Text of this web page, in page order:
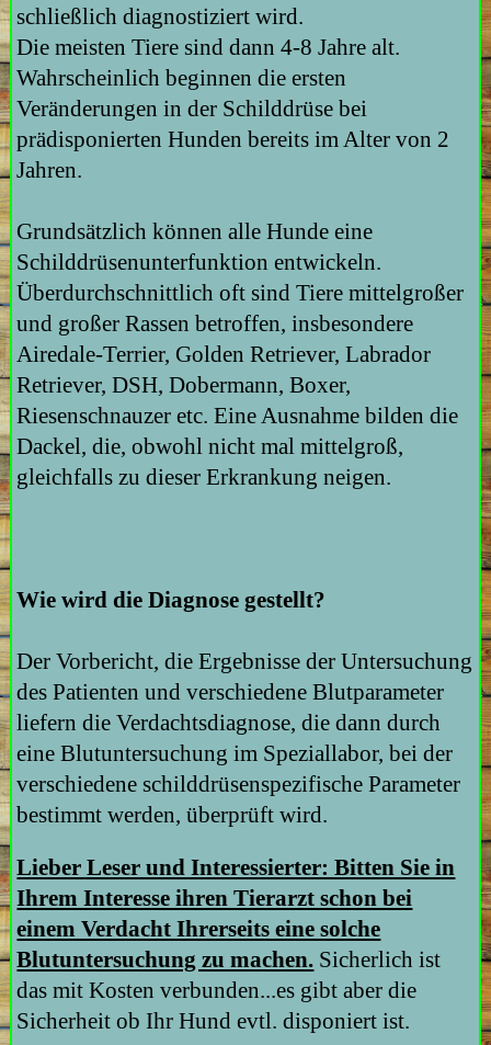
schließlich diagnostiziert wird.
Die meisten Tiere sind dann 4-8 Jahre alt.
Wahrscheinlich beginnen die ersten
Veränderungen in der Schilddrüse bei
prädisponierten Hunden bereits im Alter von 2
Jahren.
Grundsätzlich können alle Hunde eine
Schilddrüsenunterfunktion entwickeln.
Überdurchschnittlich oft sind Tiere mittelgroßer
und großer Rassen betroffen, insbesondere
Airedale-Terrier, Golden Retriever, Labrador
Retriever, DSH, Dobermann, Boxer,
Riesenschnauzer etc. Eine Ausnahme bilden die
Dackel, die, obwohl nicht mal mittelgroß,
gleichfalls zu dieser Erkrankung neigen.
Wie wird die Diagnose gestellt?
Der Vorbericht, die Ergebnisse der Untersuchung
des Patienten und verschiedene Blutparameter
liefern die Verdachtsdiagnose, die dann durch
eine Blutuntersuchung im Speziallabor, bei der
verschiedene schilddrüsenspezifische Parameter
bestimmt werden, überprüft wird.
Lieber Leser und Interessierter: Bitten Sie in
Ihrem Interesse ihren Tierarzt schon bei
einem Verdacht Ihrerseits eine solche
Blutuntersuchung zu machen. Sicherlich ist
das mit Kosten verbunden...es gibt aber die
Sicherheit ob Ihr Hund evtl. disponiert ist.